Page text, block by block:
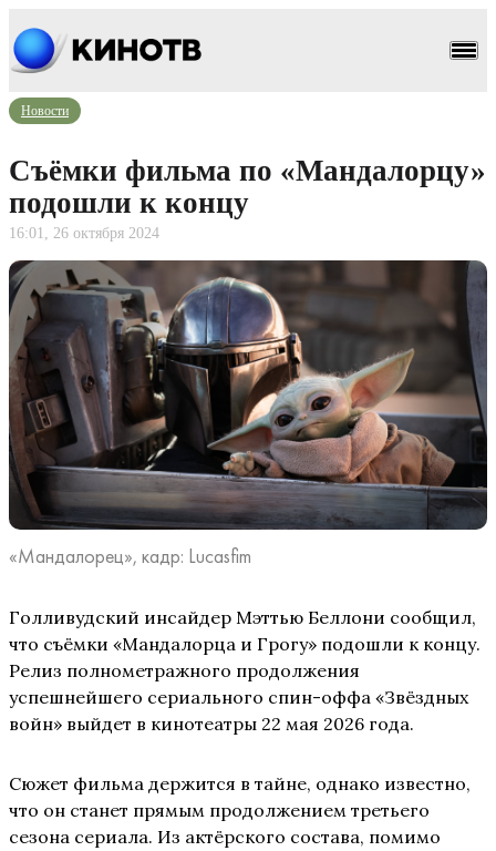
Новости
Съёмки фильма по «Мандалорцу»
подошли к концу
16:01, 26 октября 2024
«Мандалорец», кадр: Lucasfim
Голливудский инсайдер Мэттью Беллони сообщил,
что съёмки «Мандалорца и Грогу» подошли к концу.
Релиз полнометражного продолжения
успешнейшего сериального спин-оффа «Звёздных
войн» выйдет в кинотеатры 22 мая 2026 года.
Сюжет фильма держится в тайне, однако известно,
что он станет прямым продолжением третьего
сезона сериала. Из актёрского состава, помимо